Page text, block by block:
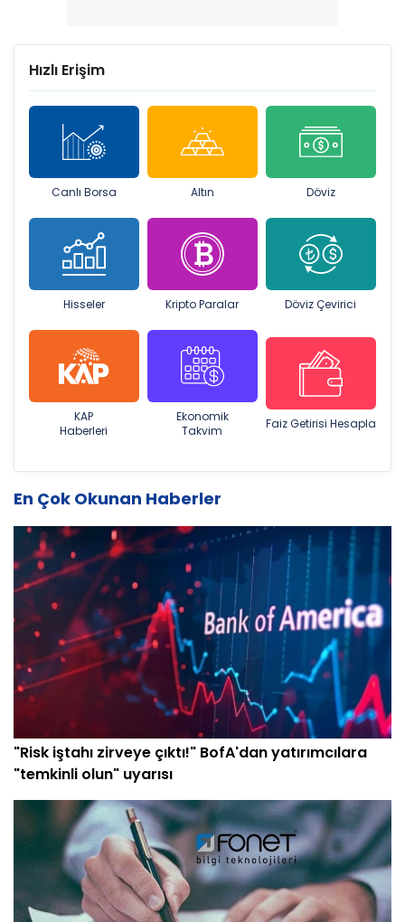
Hızlı Erişim
Canlı Borsa Altın Döviz
Hisseler Kripto Paralar Döviz Çevirici
KAP
Haberleri
Ekonomik
Takvim
Faiz Getirisi Hesapla
En Çok Okunan Haberler
"Risk iştahı zirveye çıktı!" BofA'dan yatırımcılara
"temkinli olun" uyarısı